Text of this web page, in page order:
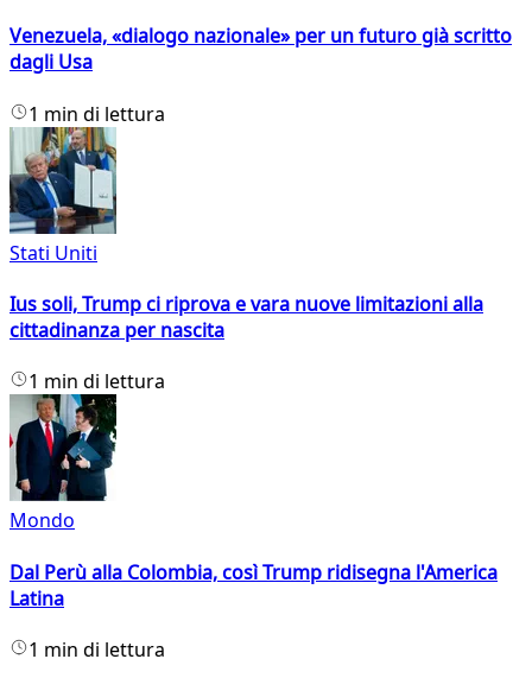
Venezuela, «dialogo nazionale» per un futuro già scritto
dagli Usa
1 min di lettura
Stati Uniti
Ius soli, Trump ci riprova e vara nuove limitazioni alla
cittadinanza per nascita
1 min di lettura
Mondo
Dal Perù alla Colombia, così Trump ridisegna l'America
Latina
1 min di lettura